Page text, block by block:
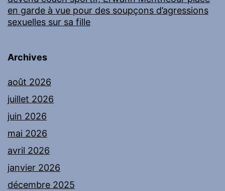
en garde à vue pour des soupçons d’agressions
sexuelles sur sa fille
Archives
août 2026
juillet 2026
juin 2026
mai 2026
avril 2026
janvier 2026
décembre 2025